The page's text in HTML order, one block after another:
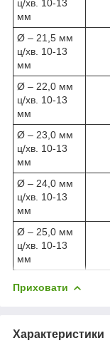
ц/хв. 10-13
мм
Ø – 21,5 мм
ц/хв. 10-13
мм
Ø – 22,0 мм
ц/хв. 10-13
мм
Ø – 23,0 мм
ц/хв. 10-13
мм
Ø – 24,0 мм
ц/хв. 10-13
мм
Ø – 25,0 мм
ц/хв. 10-13
мм
Приховати
Характеристики